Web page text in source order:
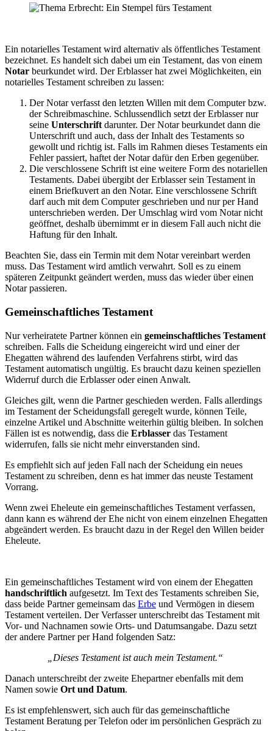
Ein notarielles Testament wird alternativ als öffentliches Testament
bezeichnet. Es handelt sich dabei um ein Testament, das von einem
Notar beurkundet wird. Der Erblasser hat zwei Möglichkeiten, ein
notarielles Testament schreiben zu lassen:
Der Notar verfasst den letzten Willen mit dem Computer bzw.
der Schreibmaschine. Schlussendlich setzt der Erblasser nur
seine Unterschrift darunter. Der Notar beurkundet dann die
Unterschrift und auch, dass der Inhalt des Testaments so
gewollt und richtig ist. Falls im Rahmen dieses Testaments ein
Fehler passiert, haftet der Notar dafür den Erben gegenüber.
Die verschlossene Schrift ist eine weitere Form des notariellen
Testaments. Dabei übergibt der Erblasser sein Testament in
einem Briefkuvert an den Notar. Eine verschlossene Schrift
darf auch mit dem Computer geschrieben und nur per Hand
unterschrieben werden. Der Umschlag wird vom Notar nicht
geöffnet, deshalb übernimmt er in diesem Fall auch nicht die
Haftung für den Inhalt.
Beachten Sie, dass ein Termin mit dem Notar vereinbart werden
muss. Das Testament wird amtlich verwahrt. Soll es zu einem
späteren Zeitpunkt geändert werden, muss das wieder über einen
Notar passieren.
Gemeinschaftliches Testament
Nur verheiratete Partner können ein gemeinschaftliches Testament
schreiben. Falls die Scheidung eingereicht wird und einer der
Ehegatten während des laufenden Verfahrens stirbt, wird das
Testament automatisch ungültig. Es braucht dazu keinen speziellen
Widerruf durch die Erblasser oder einen Anwalt.
Gleiches gilt, wenn die Partner geschieden werden. Falls allerdings
im Testament der Scheidungsfall geregelt wurde, können Teile,
einzelne Artikel und Abschnitte weiterhin gültig bleiben. In solchen
Fällen ist es notwendig, dass die Erblasser das Testament
widerrufen, falls sie nicht mehr einverstanden sind.
Es empfiehlt sich auf jeden Fall nach der Scheidung ein neues
Testament zu schreiben, denn es hat immer das neuste Testament
Vorrang.
Wenn zwei Eheleute ein gemeinschaftliches Testament verfassen,
dann kann es während der Ehe nicht von einem einzelnen Ehegatten
abgeändert werden. Es braucht dazu in der Regel den Willen beider
Eheleute.
Ein gemeinschaftliches Testament wird von einem der Ehegatten
handschriftlich aufgesetzt. Im Text des Testaments schreiben Sie,
dass beide Partner gemeinsam das Erbe und Vermögen in diesem
Testament verteilen. Der Verfasser unterschreibt das Testament mit
Vor- und Nachnamen sowie Orts- und Datumsangabe. Dazu setzt
der andere Partner per Hand folgenden Satz:
„Dieses Testament ist auch mein Testament.“
Danach unterschreibt der zweite Ehepartner ebenfalls mit dem
Namen sowie Ort und Datum.
Es ist empfehlenswert, sich auch für das gemeinschaftliche
Testament Beratung per Telefon oder im persönlichen Gespräch zu